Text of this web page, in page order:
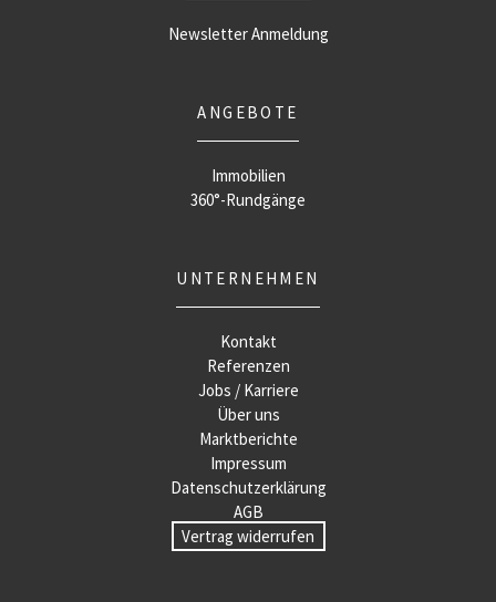
Newsletter Anmeldung
ANGEBOTE
Immobilien
360°-Rundgänge
UNTERNEHMEN
Kontakt
Referenzen
Jobs / Karriere
Über uns
Marktberichte
Impressum
Datenschutzerklärung
AGB
Vertrag widerrufen